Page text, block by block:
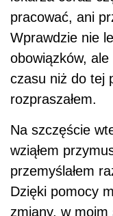
pracować, ani
Wprawdzie nie
obowiązków, ale
czasu niż do tej
rozpraszałem.
Na szczęście
wziąłem
przemyślałem
Dzięki pomocy
zmiany, w moim